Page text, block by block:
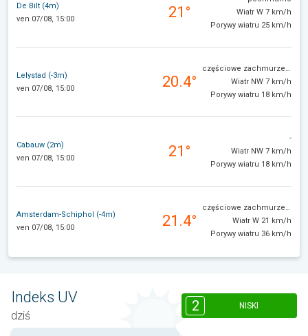
De Bilt (4m)
ven 07/08, 15:00
21°
Wiatr W 7 km/h
Porywy wiatru 25 km/h
Lelystad (-3m)
ven 07/08, 15:00
20.4°
częściowe zachmurzenie
Wiatr NW 7 km/h
Porywy wiatru 18 km/h
Cabauw (2m)
ven 07/08, 15:00
21°
-
Wiatr NW 7 km/h
Porywy wiatru 18 km/h
Amsterdam-Schiphol (-4m)
ven 07/08, 15:00
21.4°
częściowe zachmurzenie
Wiatr W 21 km/h
Porywy wiatru 36 km/h
Indeks UV
dziś
2 NISKI